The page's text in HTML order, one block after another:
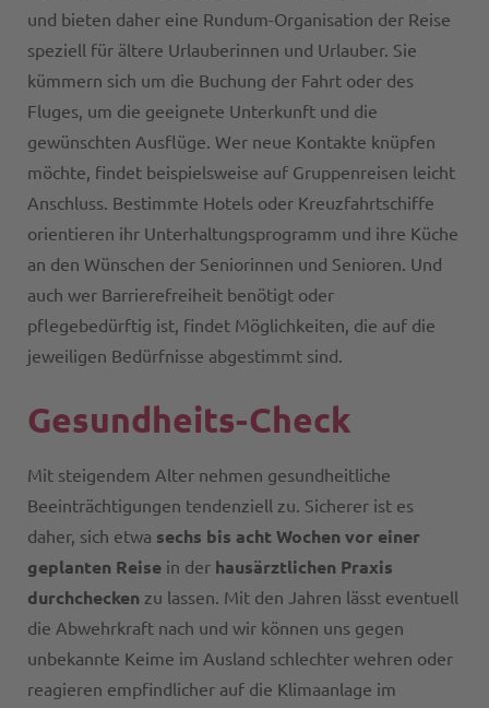
und bieten daher eine Rundum-Organisation der Reise
speziell für ältere Urlauberinnen und Urlauber. Sie
kümmern sich um die Buchung der Fahrt oder des
Fluges, um die geeignete Unterkunft und die
gewünschten Ausflüge. Wer neue Kontakte knüpfen
möchte, findet beispielsweise auf Gruppenreisen leicht
Anschluss. Bestimmte Hotels oder Kreuzfahrtschiffe
orientieren ihr Unterhaltungsprogramm und ihre Küche
an den Wünschen der Seniorinnen und Senioren. Und
auch wer Barrierefreiheit benötigt oder
pflegebedürftig ist, findet Möglichkeiten, die auf die
jeweiligen Bedürfnisse abgestimmt sind.
Gesundheits-Check
Mit steigendem Alter nehmen gesundheitliche
Beeinträchtigungen tendenziell zu. Sicherer ist es
daher, sich etwa sechs bis acht Wochen vor einer
geplanten Reise in der hausärztlichen Praxis
durchchecken zu lassen. Mit den Jahren lässt eventuell
die Abwehrkraft nach und wir können uns gegen
unbekannte Keime im Ausland schlechter wehren oder
reagieren empfindlicher auf die Klimaanlage im